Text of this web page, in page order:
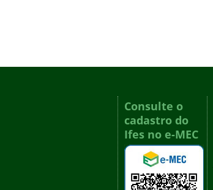
Consulte o
cadastro do
Ifes no e-MEC